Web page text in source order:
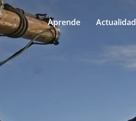
Aprende Actualidad